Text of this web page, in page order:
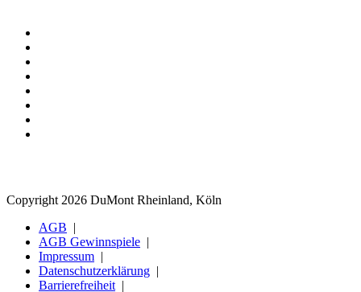
Copyright 2026 DuMont Rheinland, Köln
AGB
AGB Gewinnspiele
Impressum
Datenschutzerklärung
Barrierefreiheit